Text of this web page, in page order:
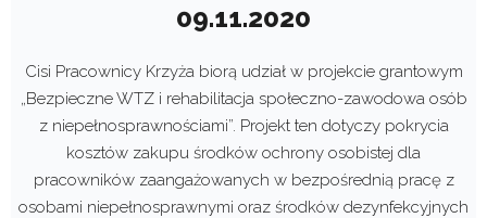
09.11.2020
Cisi Pracownicy Krzyża biorą udział w projekcie grantowym
„Bezpieczne WTZ i rehabilitacja społeczno-zawodowa osób
z niepełnosprawnościami”. Projekt ten dotyczy pokrycia
kosztów zakupu środków ochrony osobistej dla
pracowników zaangażowanych w bezpośrednią pracę z
osobami niepełnosprawnymi oraz środków dezynfekcyjnych